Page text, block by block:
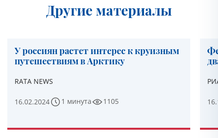
Другие материалы
У россиян растет интерес к круизным
путешествиям в Арктику
RATA NEWS
16.02.2024 1 минута 1105